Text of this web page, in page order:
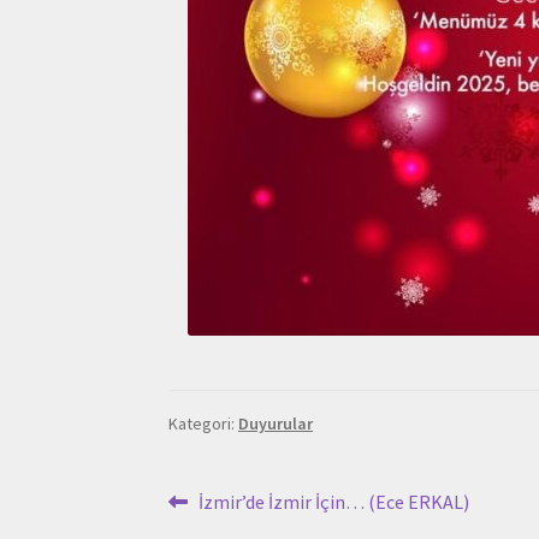
Kategori: Duyurular
YazıÖnceki
İzmir’de İzmir İçin… (Ece ERKAL)